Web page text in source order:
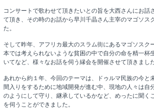
コンサートで歌わせて頂きたいとの旨を大西さんにお話
て頂き、その時のお話から早川千晶さん主宰のマゴソス
た。
そして昨年、アフリカ最大のスラム街にあるマゴソスク
本では考えられないような貧困の中で自分の命を精一杯
いてなど、様々なお話を伺う縁会を開催させて頂きました
あれから約１年、今回のテーマは、ドゥルマ民族の今と
間入りをするために地域開発が進む中、現地の人々は自
のようにして守り、継承しているかなど、めったに聞く
を伺うことができました。